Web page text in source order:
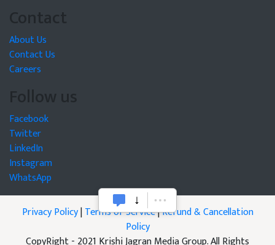
Contact
About Us
Contact Us
Careers
Follow us
Facebook
Twitter
LinkedIn
Instagram
WhatsApp
Privacy Policy|Terms of Service|Refund & Cancellation
Policy